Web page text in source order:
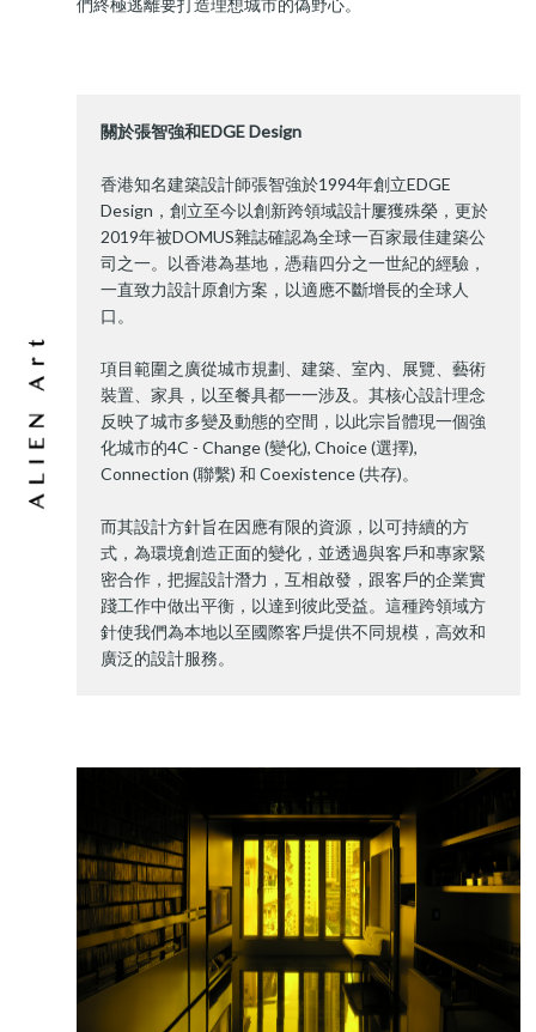
們終極逃離要打造理想城市的偽野心。
關於張智強和EDGE Design
香港知名建築設計師張智強於1994年創立EDGE
Design，創立至今以創新跨領域設計屢獲殊榮，更於
2019年被DOMUS雜誌確認為全球一百家最佳建築公
司之一。以香港為基地，憑藉四分之一世紀的經驗，
一直致力設計原創方案，以適應不斷增長的全球人
口。
項目範圍之廣從城市規劃、建築、室內、展覽、藝術
裝置、家具，以至餐具都一一涉及。其核心設計理念
反映了城市多變及動態的空間，以此宗旨體現一個強
化城市的4C - Change (變化), Choice (選擇),
Connection (聯繫) 和 Coexistence (共存)。
而其設計方針旨在因應有限的資源，以可持續的方
式，為環境創造正面的變化，並透過與客戶和專家緊
密合作，把握設計潛力，互相啟發，跟客戶的企業實
踐工作中做出平衡，以達到彼此受益。這種跨領域方
針使我們為本地以至國際客戶提供不同規模，高效和
廣泛的設計服務。